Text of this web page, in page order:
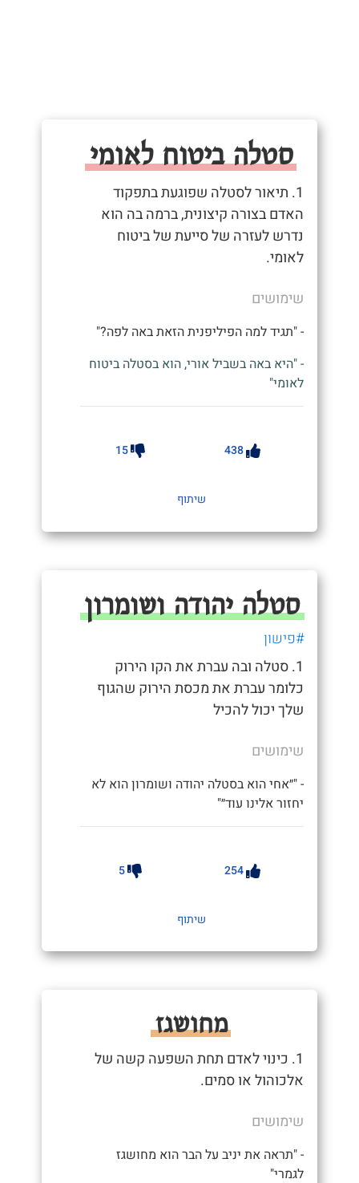
סטלה ביטוח לאומי
1. תיאור לסטלה שפוגעת בתפקוד
האדם בצורה קיצונית, ברמה בה הוא
נדרש לעזרה של סייעת של ביטוח
לאומי.
שימושים
- "תגיד למה הפיליפנית הזאת באה לפה?"
- "היא באה בשביל אורי, הוא בסטלה ביטוח
לאומי"
438
15
שיתוף
סטלה יהודה ושומרון
#פישון
1. סטלה ובה עברת את הקו הירוק
כלומר עברת את מכסת הירוק שהגוף
שלך יכול להכיל
שימושים
- "״אחי הוא בסטלה יהודה ושומרון הוא לא
יחזור אלינו עוד״"
254
5
שיתוף
מחושגז
1. כינוי לאדם תחת השפעה קשה של
אלכוהול או סמים.
שימושים
- "תראה את יניב על הבר הוא מחושגז
לגמרי"